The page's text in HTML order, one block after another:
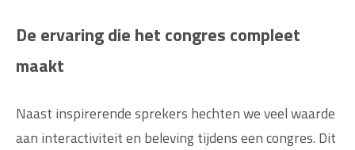
De ervaring die het congres compleet
maakt
Naast inspirerende sprekers hechten we veel waarde
aan interactiviteit en beleving tijdens een congres. Dit